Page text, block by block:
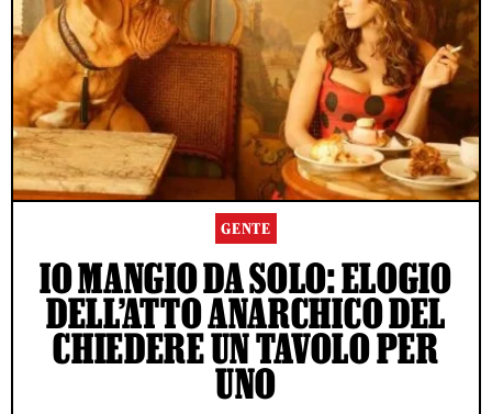
GENTE
IO MANGIO DA SOLO: ELOGIO
DELL’ATTO ANARCHICO DEL
CHIEDERE UN TAVOLO PER
UNO